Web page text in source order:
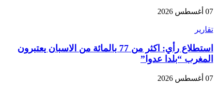
07 أغسطس 2026
تقارير
استطلاع رأي: اكثر من 77 بالمائة من الاسبان يعتبرون
المغرب “بلدا عدوا”
07 أغسطس 2026